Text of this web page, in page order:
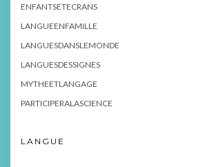
ENFANTSETECRANS
LANGUEENFAMILLE
LANGUESDANSLEMONDE
LANGUESDESSIGNES
MYTHEETLANGAGE
PARTICIPERALASCIENCE
LANGUE